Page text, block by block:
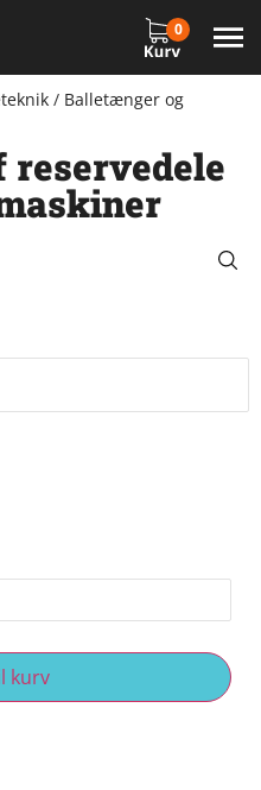
0
/ Balletænger og
reservedele
kurv